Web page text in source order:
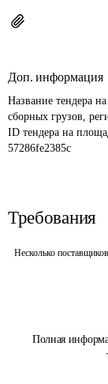
Полная
Доп. информация
Название тендера
сборных грузов,
ID тендера на
57286fe2385c
Требования
Несколько поставщиков